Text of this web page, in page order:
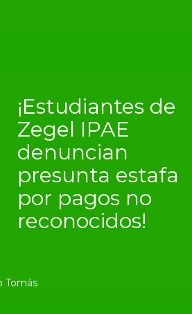
¡Estudiantes de
Zegel IPAE
denuncian
presunta estafa
por pagos no
reconocidos!
Tomás